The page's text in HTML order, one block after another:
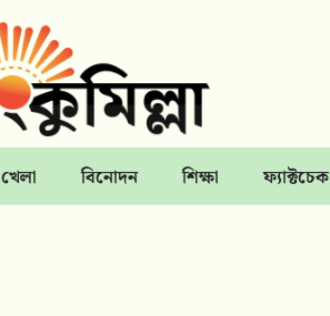
খেলা বিনোদন শিক্ষা ফ্যাক্টচেক